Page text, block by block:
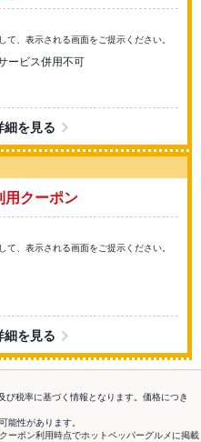
、表示される画面をご提示ください。
ービス併用不可
細を見る
用クーポン
、表示される画面をご提示ください。
細を見る
税率に基づく情報となります。価格につき
性があります。
ーポン利用時点でホットペッパーグルメに掲載